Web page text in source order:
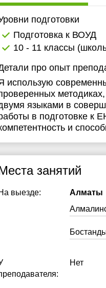
подготовки
Подготовка к ВОУД
10 - 11 классы
про опыт
использую
языками в
в подготовке к
и
занятий
выезде:
Алматы
Нет